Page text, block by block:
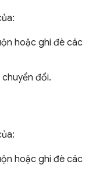
hoặc ghi đè các
đổi.
hoặc ghi đè các